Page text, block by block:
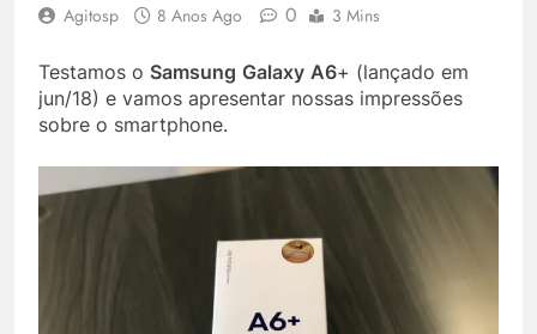
Agitosp 8 Anos Ago 0 3 Mins
Testamos o Samsung Galaxy A6+ (lançado em
jun/18) e vamos apresentar nossas impressões
sobre o smartphone.